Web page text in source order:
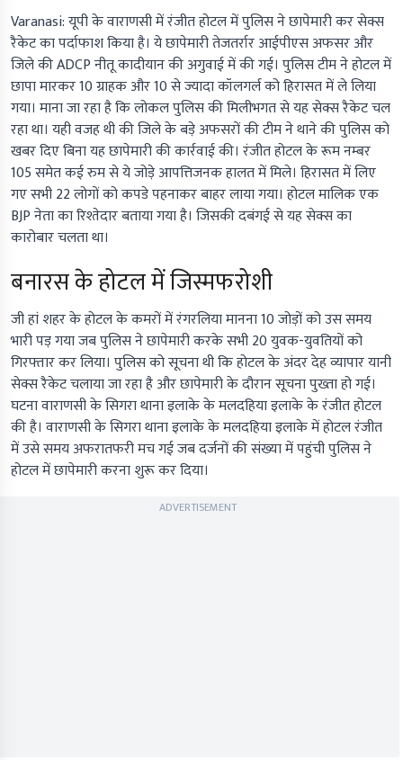
Varanasi:यूपी के वाराणसी में रंजीत होटल में पुलिस ने छापेमारी कर सेक्स
रैकेट का पर्दाफाश किया है। ये छापेमारी तेजतर्रार आईपीएस अफसर और
जिले की ADCP नीतू कादीयान की अगुवाई में की गई। पुलिस टीम ने होटल में
छापा मारकर 10 ग्राहक और 10 से ज्यादा कॉलगर्ल को हिरासत में ले लिया
गया। माना जा रहा है कि लोकल पुलिस की मिलीभगत से यह सेक्स रैकेट चल
रहा था। यही वजह थी की जिले के बड़े अफसरों की टीम ने थाने की पुलिस को
खबर दिए बिना यह छापेमारी की कार्रवाई की। रंजीत होटल के रूम नम्बर
105 समेत कई रुम से ये जोड़े आपत्तिजनक हालत में मिले। हिरासत में लिए
गए सभी 22 लोगों को कपडे पहनाकर बाहर लाया गया। होटल मालिक एक
BJP नेता का रिश्तेदार बताया गया है। जिसकी दबंगई से यह सेक्स का
कारोबार चलता था।
बनारस के होटल में जिस्मफरोशी
जी हां शहर के होटल के कमरों में रंगरलिया मानना 10 जोड़ों को उस समय
भारी पड़ गया जब पुलिस ने छापेमारी करके सभी 20 युवक-युवतियों को
गिरफ्तार कर लिया। पुलिस को सूचना थी कि होटल के अंदर देह व्यापार यानी
सेक्स रैकेट चलाया जा रहा है और छापेमारी के दौरान सूचना पुख्ता हो गई।
घटना वाराणसी के सिगरा थाना इलाके के मलदहिया इलाके के रंजीत होटल
की है। वाराणसी के सिगरा थाना इलाके के मलदहिया इलाके में होटल रंजीत
में उसे समय अफरातफरी मच गई जब दर्जनों की संख्या में पहुंची पुलिस ने
होटल में छापेमारी करना शुरू कर दिया।
ADVERTISEMENT